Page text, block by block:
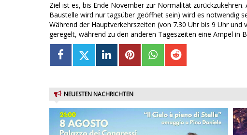
Ziel ist es, bis Ende November zur Normalität
Baustelle wird nur tagsüber geöffnet sein) wird es notwendig
Während der Hauptverkehrszeiten (von 7.30 Uhr bis 9 Uhr
geregelt, während zu den anderen Tageszeiten eine Ampel in
NEUESTEN NACHRICHTEN